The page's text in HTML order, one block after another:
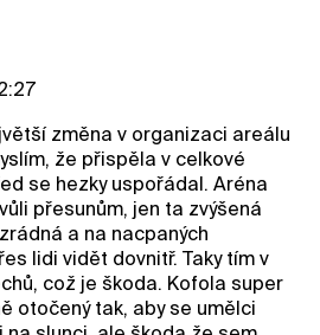
změna v organizaci areálu
že přispěla v celkové
se hezky uspořádal. Aréna
přesunům, jen ta zvýšená
a na nacpaných
lidi vidět dovnitř. Taky tím v
což je škoda. Kofola super
otočený tak, aby se umělci